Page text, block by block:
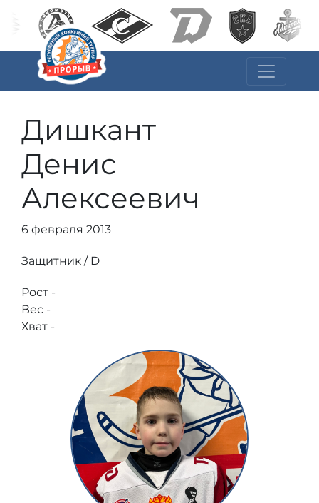
Дишкант
Денис
Алексеевич
6 февраля 2013
Защитник / D
Рост -
Вес -
Хват -